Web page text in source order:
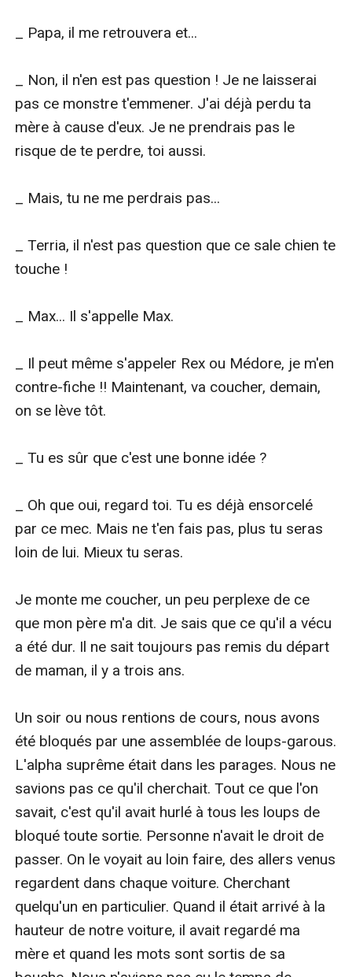
_ Papa, il me retrouvera et...
_ Non, il n'en est pas question ! Je ne laisserai
pas ce monstre t'emmener. J'ai déjà perdu ta
mère à cause d'eux. Je ne prendrais pas le
risque de te perdre, toi aussi.
_ Mais, tu ne me perdrais pas...
_ Terria, il n'est pas question que ce sale chien te
touche !
_ Max... Il s'appelle Max.
_ Il peut même s'appeler Rex ou Médore, je m'en
contre-fiche !! Maintenant, va coucher, demain,
on se lève tôt.
_ Tu es sûr que c'est une bonne idée ?
_ Oh que oui, regard toi. Tu es déjà ensorcelé
par ce mec. Mais ne t'en fais pas, plus tu seras
loin de lui. Mieux tu seras.
Je monte me coucher, un peu perplexe de ce
que mon père m'a dit. Je sais que ce qu'il a vécu
a été dur. Il ne sait toujours pas remis du départ
de maman, il y a trois ans.
Un soir ou nous rentions de cours, nous avons
été bloqués par une assemblée de loups-garous.
L'alpha suprême était dans les parages. Nous ne
savions pas ce qu'il cherchait. Tout ce que l'on
savait, c'est qu'il avait hurlé à tous les loups de
bloqué toute sortie. Personne n'avait le droit de
passer. On le voyait au loin faire, des allers venus
regardent dans chaque voiture. Cherchant
quelqu'un en particulier. Quand il était arrivé à la
hauteur de notre voiture, il avait regardé ma
mère et quand les mots sont sortis de sa